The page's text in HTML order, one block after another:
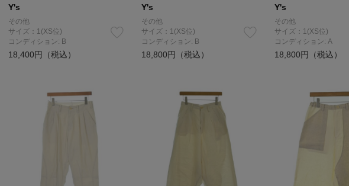
Y's
その他
サイズ：1(XS位)
コンディション: B
18,400円（税込）
Y's
その他
サイズ：1(XS位)
コンディション: B
18,800円（税込）
Y's
その他
サイズ：1(XS位)
コンディション: A
18,800円（税込）